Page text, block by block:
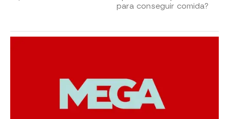
para conseguir comida?